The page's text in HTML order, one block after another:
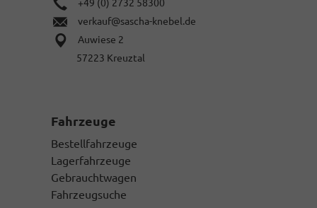
+49 (0) 2732 58300
verkauf@sascha-knebel.de
Auwiese 2
57223 Kreuztal
Fahrzeuge
Bestellfahrzeuge
Lagerfahrzeuge
Gebrauchtwagen
Fahrzeugsuche